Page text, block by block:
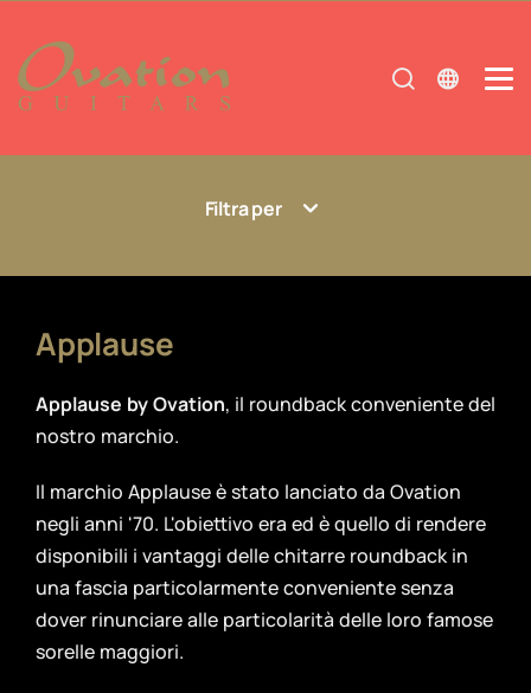
Filtra per
Applause
Applause by Ovation, il roundback conveniente del
nostro marchio.
Il marchio Applause è stato lanciato da Ovation
negli anni '70. L'obiettivo era ed è quello di rendere
disponibili i vantaggi delle chitarre roundback in
una fascia particolarmente conveniente senza
dover rinunciare alle particolarità delle loro famose
sorelle maggiori.